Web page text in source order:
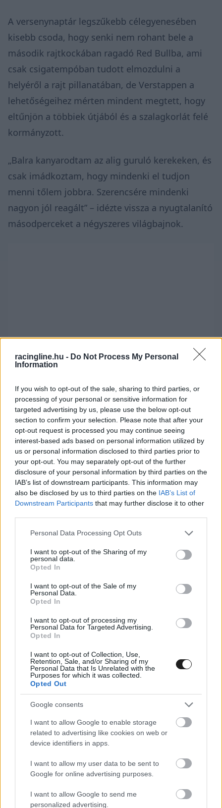
racingline.hu - Do Not Process My Personal
Information
If you wish to opt-out of the sale, sharing to third parties, or
processing of your personal or sensitive information for
targeted advertising by us, please use the below opt-out
section to confirm your selection. Please note that after your
opt-out request is processed you may continue seeing
interest-based ads based on personal information utilized by
us or personal information disclosed to third parties prior to
your opt-out. You may separately opt-out of the further
disclosure of your personal information by third parties on the
IAB’s list of downstream participants. This information may
also be disclosed by us to third parties on the IAB’s List of
Downstream Participants that may further disclose it to other
Please note that this website/app uses one or more Google
not limited to your visit or usage behaviour. You may click to
grant or deny consent to Google and its third-party tags to
use your data for below specified purposes in below Google
consent section.
Personal Data Processing Opt Outs
I want to opt-out of the Sharing of my
personal data.
Opted In
I want to opt-out of the Sale of my
Personal Data.
Opted In
I want to opt-out of processing my
Personal Data for Targeted Advertising.
Opted In
I want to opt-out of Collection, Use,
Retention, Sale, and/or Sharing of my
Personal Data that Is Unrelated with the
Purposes for which it was collected.
Opted Out
Google consents
I want to allow Google to enable storage
related to advertising like cookies on web or
device identifiers in apps.
I want to allow my user data to be sent to
Google for online advertising purposes.
I want to allow Google to send me
personalized advertising.
A versenynaptár legszűkebb célegyenesében
kisebb csoda, hogy senki nem rohant bele a
második rajtkockában ragadó Red Bullba, ami
csak csigatempóban tudott elmozdulni a
helyéről a rajt pillanatában, de Verstappen a
lehetőségeihez mérten mindent megtett, hogy
eltűnjön a többiek útjából és a szalagkorlát felé
kormányzott.
„Balra kanyarodtam az alig guruló kerekeken, és
csak imádkoztam, hogy mindenki el tudjon
menni tőlem jobbra. Szerencsére mindenki
nagyon jól reagált” – idézte vissza a nyugtalanító
másodperceket a négyszeres világbajnok.
A hollandot nem érte teljesen felkészületlenül a
technikai hiba, már az előkészületek során is
köhögött a Red Bullja.
„Már a felvezető körben is éreztem, hogy valami
nincs rendben, de aztán a rajtolási procedúra
már teljesen zűrzavaros volt. Nem találtam meg
vége is lett az egésznek, a motor alig pörgött,
amikor pedig az 1-es kanyarban egy kicsit
visszatért az ereje, rémes hangot adott. Azonnal
el is vettem a gázt és csak próbáltam körbevinni
az autót” – idézi aplanetf1.
szezonban, de mivel elfogadta, hogy idén
úgysem esélyes a bajnoki címre, nem érzi olyan
nagy csapásnak a történteket, mint korábbi
években érezte volna.